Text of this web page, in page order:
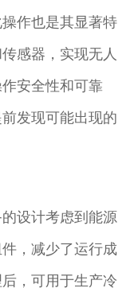
作也是其显著特
感器，实现无人
安全性和可靠
发现可能出现的
设计考虑到能源
，减少了运行成
，可用于生产冷